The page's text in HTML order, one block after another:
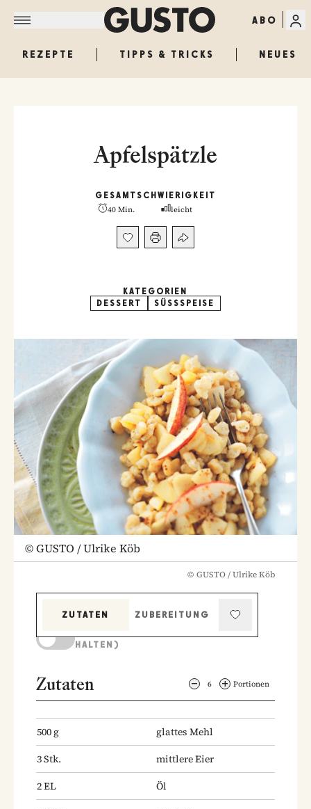
ABO
REZEPTE TIPPS & TRICKS NEUES
Apfelspätzle
GESAMT
40 Min.
SCHWIERIGKEIT
leicht
KATEGORIEN
DESSERT
SÜSSSPEISE
©GUSTO / Ulrike Köb
© GUSTO / Ulrike Köb
ZUTATEN
ZUBEREITUNG
HALTEN)
Zutaten 6 Portionen
500g
glattes Mehl
3Stk.
mittlere Eier
2EL
Öl